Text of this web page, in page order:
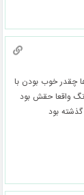
چقدر خوب بودن با
واقعا حقش بود
بود